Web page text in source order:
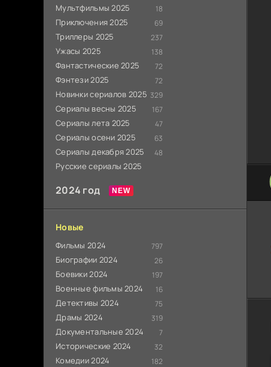
Мультфильмы 2025 18
Приключения 2025 69
Триллеры 2025 237
Ужасы 2025 138
Фантастические 2025 72
Фэнтези 2025 72
Новинки сериалов 2025 329
Сериалы весны 2025 167
Сериалы лета 2025 47
Сериалы осени 2025 63
Сериалы декабря 2025 48
Русские сериалы 2025
2024 год
Новые
Фильмы 2024 797
Биографии 2024 26
Боевики 2024 197
Военные фильмы 2024 16
Детективы 2024 75
Драмы 2024 319
Документальные 2024 7
Исторические 2024 32
Комедии 2024 182